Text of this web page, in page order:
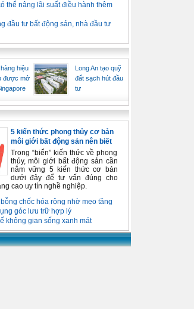
thể nâng lãi suất điều hành thêm
đầu tư bất động sản, nhà đầu tư
hiệu
được mở
Long An tạo quỹ
đất sạch hút đầu
tư
5 kiến thức phong thủy cơ bản
môi giới bất động sản nên biết
Trong “biển” kiến thức về phong
thủy, môi giới bất động sản cần
nắm vững 5 kiến thức cơ bản
dưới đây để tư vấn đúng cho
cao uy tín nghề nghiệp.
chốc hóa rộng nhờ mẹo tăng
góc lưu trữ hợp lý
không gian sống xanh mát